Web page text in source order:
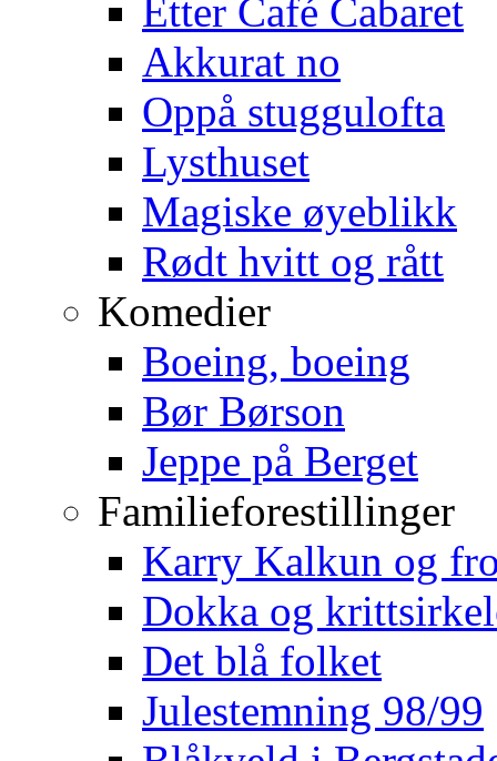
Etter Café Cabaret
Akkurat no
Oppå stuggulofta
Lysthuset
Magiske øyeblikk
Rødt hvitt og rått
Komedier
Boeing, boeing
Bør Børson
Jeppe på Berget
Familieforestillinger
Karry Kalkun og
Dokka og
Det blå folket
Julestemning 98/99